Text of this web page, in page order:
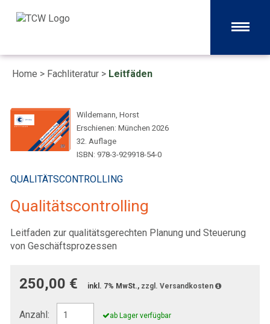
Home > Fachliteratur > Leitfäden
Wildemann, Horst
Erschienen: München 2026
32. Auflage
ISBN: 978-3-929918-54-0
QUALITÄTSCONTROLLING
Qualitätscontrolling
Leitfaden zur qualitätsgerechten Planung und Steuerung
von Geschäftsprozessen
250,00 € inkl. 7% MwSt., zzgl. Versandkosten
Anzahl: ab Lager verfügbar